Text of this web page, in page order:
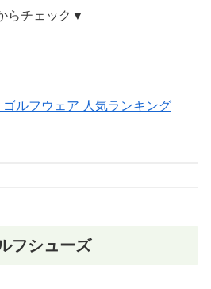
らチェック▼
ルフウェア 人気ランキング
フシューズ